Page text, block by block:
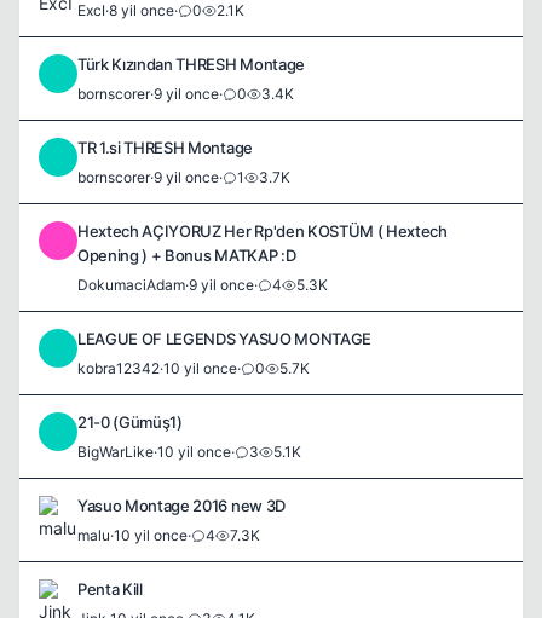
ExcI·8 yil once· 0 2.1K
Türk Kızından THRESH Montage
bornscorer·9 yil once· 0 3.4K
TR 1.si THRESH Montage
bornscorer·9 yil once· 1 3.7K
Hextech AÇIYORUZ Her Rp'den KOSTÜM ( Hextech
Opening ) + Bonus MATKAP :D
DokumaciAdam·9 yil once· 4 5.3K
LEAGUE OF LEGENDS YASUO MONTAGE
kobra12342·10 yil once· 0 5.7K
21-0 (Gümüş1)
BigWarLike·10 yil once· 3 5.1K
Yasuo Montage 2016 new 3D
malu·10 yil once· 4 7.3K
Penta Kill